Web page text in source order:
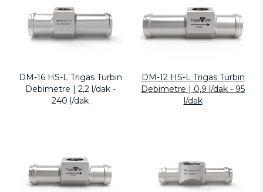
DM-16 HS-L Trigas Türbin
Debimetre | 2,2 l/dak -
240 l/dak
DM-12 HS-L Trigas Türbin
Debimetre | 0,9 l/dak - 95
l/dak